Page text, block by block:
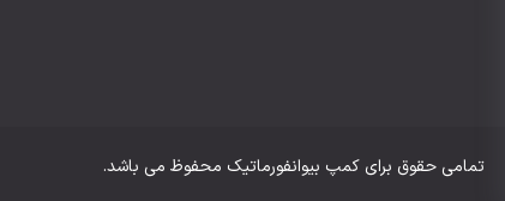
تمامی حقوق برای کمپ بیوانفورماتیک محفوظ می باشد.